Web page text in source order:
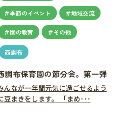
＃季節のイベント ＃地域交流
＃園の教育 ＃その他
西調布
調布保育園の節分会。第一弾
んなが一年間元気に過ごせるよう
豆まきをします。 「まめ･･･